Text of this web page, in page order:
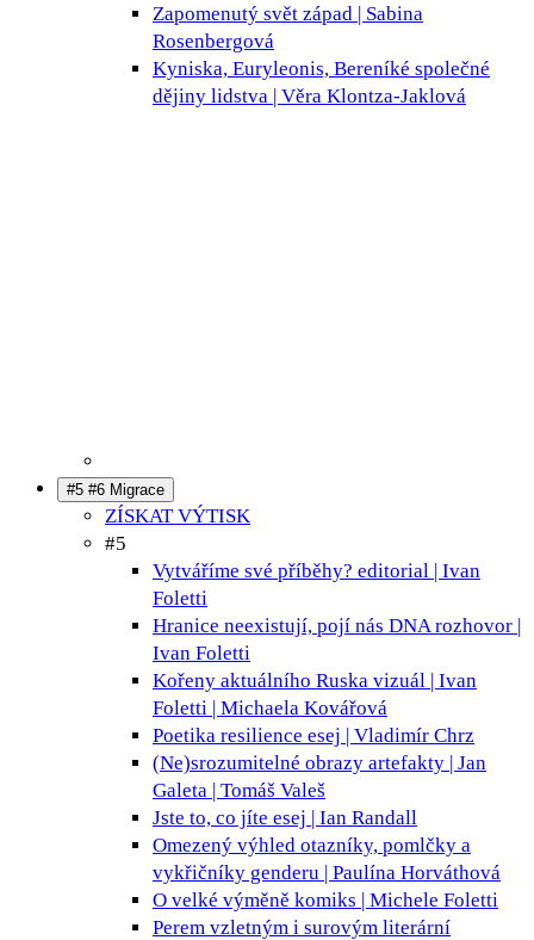
Zapomenutý svět západ | Sabina
Rosenbergová
Kyniska, Euryleonis, Bereníké společné
dějiny lidstva | Věra Klontza-Jaklová
#5 #6 Migrace
ZÍSKAT VÝTISK
#5
Vytváříme své příběhy? editorial | Ivan
Foletti
Hranice neexistují, pojí nás DNA rozhovor |
Ivan Foletti
Kořeny aktuálního Ruska vizuál | Ivan
Foletti | Michaela Kovářová
Poetika resilience esej | Vladimír Chrz
(Ne)srozumitelné obrazy artefakty | Jan
Galeta | Tomáš Valeš
Jste to, co jíte esej | Ian Randall
Omezený výhled otazníky, pomlčky a
vykřičníky genderu | Paulína Horváthová
O velké výměně komiks | Michele Foletti
Perem vzletným i surovým literární